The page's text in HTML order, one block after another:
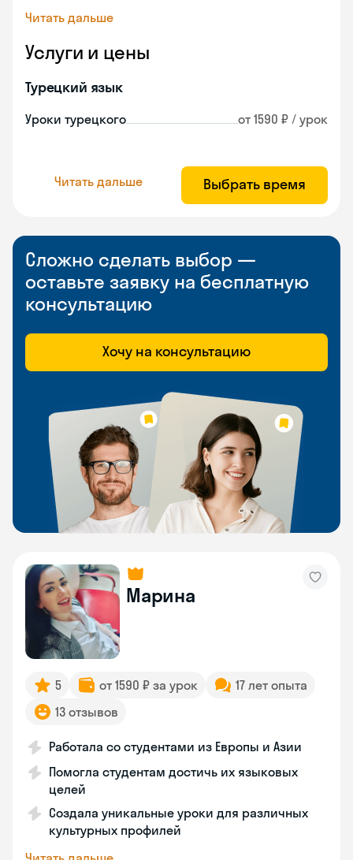
Читать дальше
Услуги и цены
Турецкий язык
Уроки турецкого от 1590 ₽ / урок
Читать дальше Выбрать время
Сложно сделать выбор —
оставьте заявку на бесплатную
консультацию
Хочу на консультацию
Марина
5 от 1590 ₽ за урок
17 лет опыта
13 отзывов
Работала со студентами из Европы и Азии
Помогла студентам достичь их языковых
целей
Создала уникальные уроки для различных
культурных профилей